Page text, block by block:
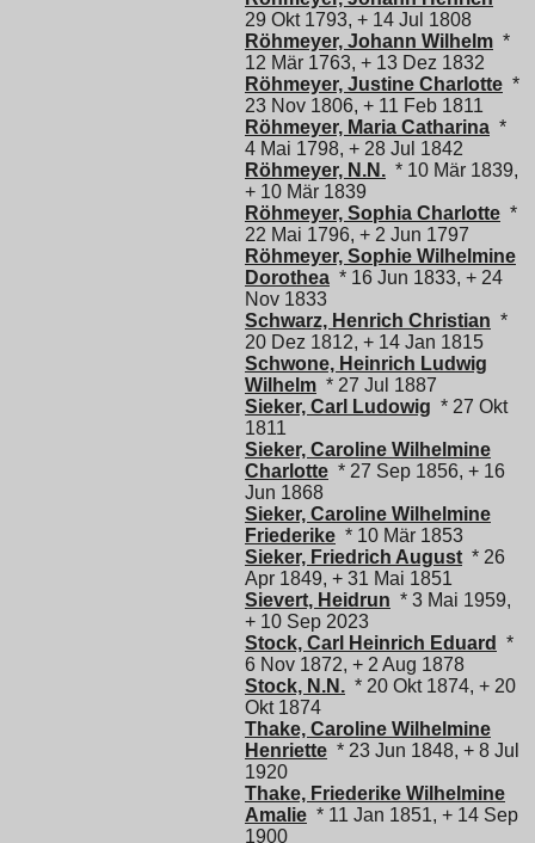
29 Okt 1793, + 14 Jul 1808
Röhmeyer, Johann Wilhelm *
12 Mär 1763, + 13 Dez 1832
Röhmeyer, Justine Charlotte *
23 Nov 1806, + 11 Feb 1811
Röhmeyer, Maria Catharina *
4 Mai 1798, + 28 Jul 1842
Röhmeyer, N.N. * 10 Mär 1839,
+ 10 Mär 1839
Röhmeyer, Sophia Charlotte *
22 Mai 1796, + 2 Jun 1797
Röhmeyer, Sophie Wilhelmine
Dorothea * 16 Jun 1833, + 24
Nov 1833
Schwarz, Henrich Christian *
20 Dez 1812, + 14 Jan 1815
Schwone, Heinrich Ludwig
Wilhelm * 27 Jul 1887
Sieker, Carl Ludowig * 27 Okt
1811
Sieker, Caroline Wilhelmine
Charlotte * 27 Sep 1856, + 16
Jun 1868
Sieker, Caroline Wilhelmine
Friederike * 10 Mär 1853
Sieker, Friedrich August * 26
Apr 1849, + 31 Mai 1851
Sievert, Heidrun * 3 Mai 1959,
+ 10 Sep 2023
Stock, Carl Heinrich Eduard
*
6 Nov 1872, + 2 Aug 1878
Stock, N.N. * 20 Okt 1874, + 20
Okt 1874
Thake, Caroline Wilhelmine
Henriette * 23 Jun 1848, + 8 Jul
1920
Thake, Friederike Wilhelmine
Amalie * 11 Jan 1851, + 14 Sep
1900